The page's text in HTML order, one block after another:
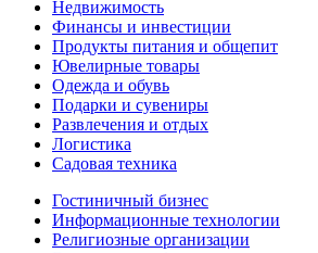
Недвижимость
Финансы и инвестиции
Продукты питания и общепит
Ювелирные товары
Одежда и обувь
Подарки и сувениры
Развлечения и отдых
Логистика
Садовая техника
Гостиничный бизнес
Информационные технологии
Религиозные организации